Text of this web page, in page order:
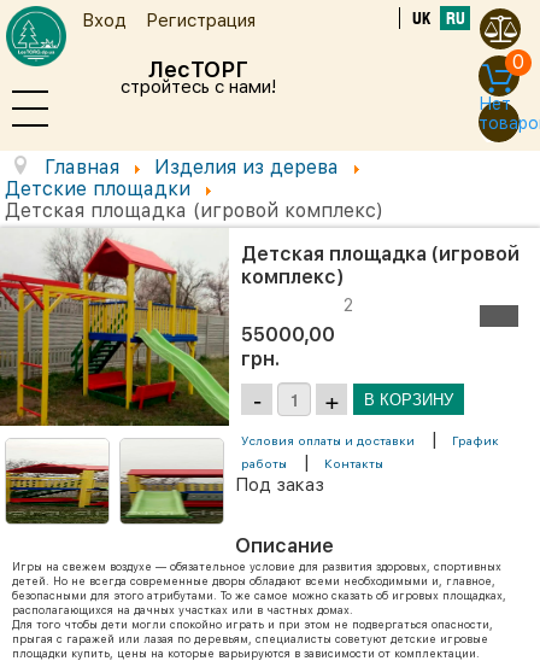
ЛесТОРГ
стройтесь с нами!
Вход Регистрация UK RU
0
Нет
Главная
Изделия из дерева
Детские площадки
Детская площадка (игровой комплекс)
Детская площадка (игровой
комплекс)
2
55000,00
грн.
Условия оплаты и доставки |
График
работы
| Контакты
Под заказ
Описание
Игры на свежем воздухе — обязательное условие для развития здоровых, спортивных
детей. Но не всегда современные дворы обладают всеми необходимыми и, главное,
безопасными для этого атрибутами. То же самое можно сказать об игровых площадках,
располагающихся на дачных участках или в частных домах.
Для того чтобы дети могли спокойно играть и при этом не подвергаться опасности,
прыгая с гаражей или лазая по деревьям, специалисты советуют детские игровые
площадки купить, цены на которые варьируются в зависимости от комплектации.